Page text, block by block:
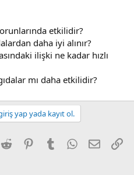
etkilidir?
daha iyi alınır?
ilişki ne kadar hızlı
mı daha etkilidir?
yap yada kayıt ol.
Reddit PinterestTumblr WhatsApp
E-posta